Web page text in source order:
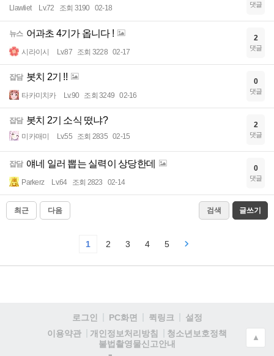
Llawliet Lv.72 조회 3190 02-18 댓글
뉴스 어과초 4기가 옵니다 !
시라이시 Lv.87 조회 3228 02-17
2
댓글
잡담 봇치 2기 !!
타카미치카 Lv.90 조회 3249 02-16
0
댓글
잡담 봇치 2기 소식 떴냐?
미카매미 Lv.55 조회 2835 02-15
2
댓글
잡담 얘네 일러 뽑는 실력이 상당한데
Parkerz Lv.64 조회 2823 02-14
0
댓글
최근 다음 검색 글쓰기
1 2 3 4 5
로그인 PC화면 퀵링크
설정
이용약관
개인정보처리방침
청소년보호정책
불법촬영물신고안내
▲